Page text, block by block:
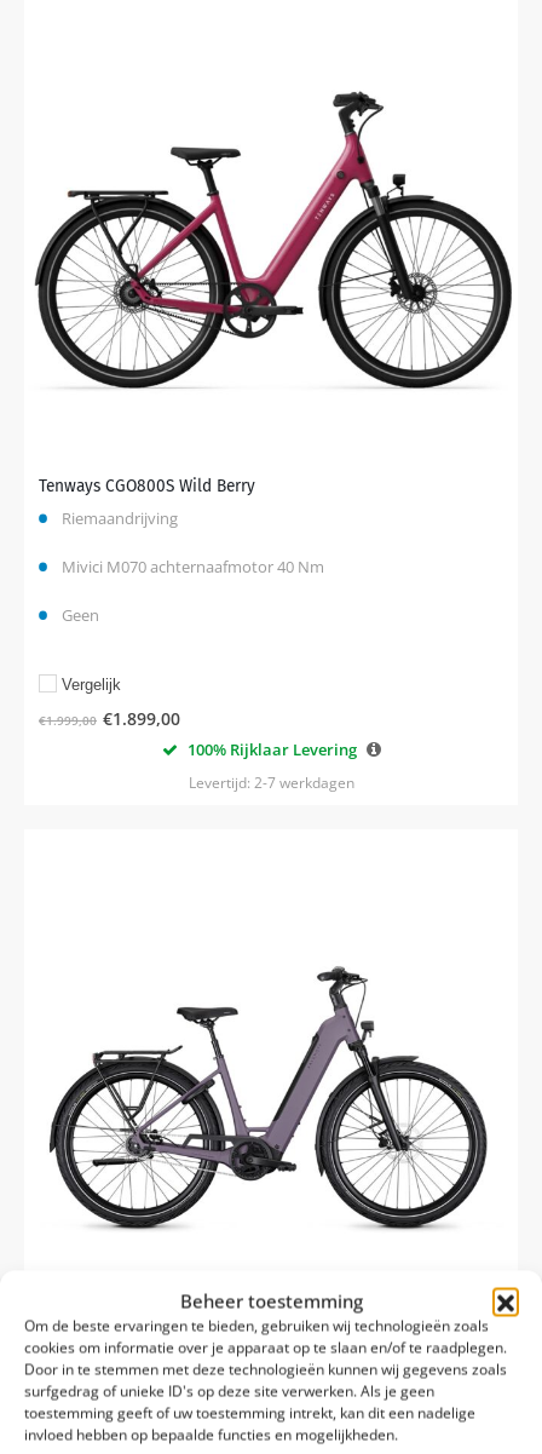
Beheer toestemming
Om de beste ervaringen te bieden, gebruiken wij technologieën zoals
cookies om informatie over je apparaat op te slaan en/of te raadplegen.
Door in te stemmen met deze technologieën kunnen wij gegevens zoals
surfgedrag of unieke ID's op deze site verwerken. Als je geen
toestemming geeft of uw toestemming intrekt, kan dit een nadelige
invloed hebben op bepaalde functies en mogelijkheden.
Tenways CGO800S Wild Berry
100% Rijklaar Levering
Levertijd: 2-7 werkdagen
Riemaandrijving
Mivici M070 achternaafmotor 40 Nm
Geen
€1.999,00 €1.899,00
Vergelijk
Kalkhoff Image 3 Advance 2026
Kettingaandrijving
Bosch Perf. Line 75 Nm